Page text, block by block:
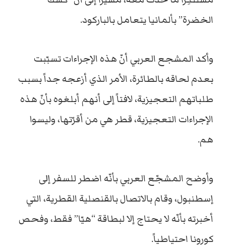
الخضرة” بألمانيا يتعامل بالباركود.
وأكد المشجع العربي أنّ هذه الإجراءات تسبّبت
بعدم لحاقه بالطائرة، الأمر الذي أزعجه جداً بسبب
طلباتهم التعجيزية، لافتاً إلى أنهم أبلغوه بأنّ هذه
الإجراءات التعجيزية، قطر هي من أقرّتها، وليسوا
هم.
وأوضح المشجّع العربي بأنّه اضطر للسفر إلى
إسطنبول، وقام بالاتصال بالقنصلية القطرية، التي
أخبرته بأنّه لا يحتاج إلا لبطاقة “هيّا” فقط، وفحص
كورونا احتياطياً.